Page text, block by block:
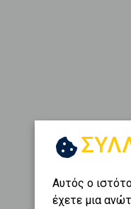
Αυτός ο
έχετε μια